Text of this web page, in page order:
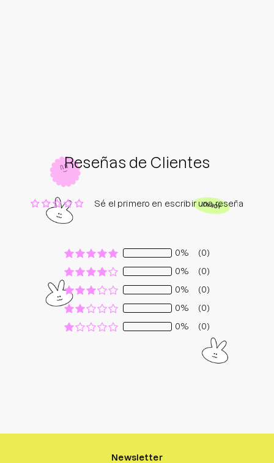
Reseñas de Clientes
Sé el primero en escribir una reseña
0%
(0)
0%
(0)
0%
(0)
0%
(0)
0%
(0)
Newsletter